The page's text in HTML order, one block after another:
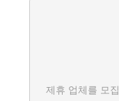
제휴 업체를 모